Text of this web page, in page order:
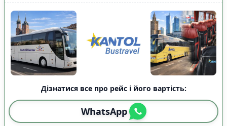
Дізнатися все про рейс і його вартість:
WhatsApp